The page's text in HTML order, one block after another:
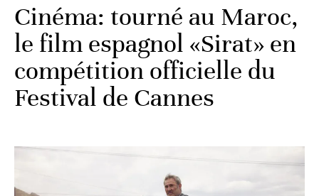
Cinéma: tourné au Maroc,
le film espagnol «Sirat» en
compétition officielle du
Festival de Cannes